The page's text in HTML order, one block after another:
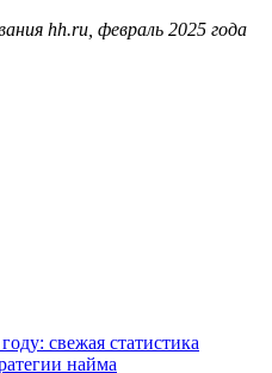
hh.ru, февраль 2025 года